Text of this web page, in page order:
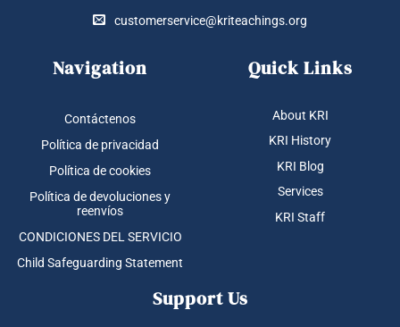
customerservice@kriteachings.org
Navigation
Contáctenos
Política de privacidad
Política de cookies
Política de devoluciones y
reenvíos
CONDICIONES DEL SERVICIO
Child Safeguarding Statement
Quick Links
About KRI
KRI History
KRI Blog
Services
KRI Staff
Support Us